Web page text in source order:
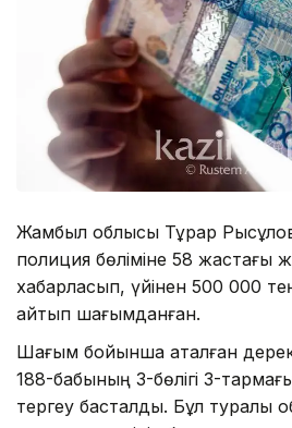
Жамбыл облысы Тұрар
полиция бөліміне 58 жастағы
хабарласып, үйінен 500 000
айтып шағымданған.
Шағым бойынша аталған
188-бабының 3-бөлігі 3-
тергеу басталды. Бұл туралы